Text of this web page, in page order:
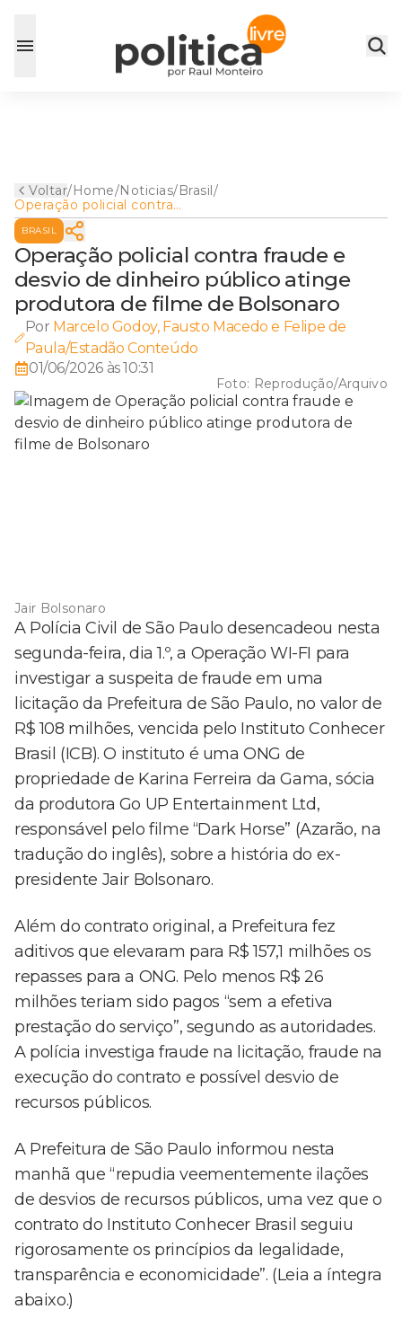
Voltar/Home/Noticias/Brasil/
Operação policial contra
fraude e desvio de dinheiro
público atinge produtora de
filme de Bolsonaro
BRASIL
Operação policial contra fraude e
desvio de dinheiro público atinge
produtora de filme de Bolsonaro
Por Marcelo Godoy, Fausto Macedo e Felipe de
Paula/Estadão Conteúdo
01/06/2026 às 10:31
Foto: Reprodução/Arquivo
Jair Bolsonaro
A Polícia Civil de São Paulo desencadeou nesta
segunda-feira, dia 1.º, a Operação WI-FI para
investigar a suspeita de fraude em uma
licitação da Prefeitura de São Paulo, no valor de
R$ 108 milhões, vencida pelo Instituto Conhecer
Brasil (ICB). O instituto é uma ONG de
propriedade de Karina Ferreira da Gama, sócia
da produtora Go UP Entertainment Ltd,
responsável pelo filme “Dark Horse” (Azarão, na
tradução do inglês), sobre a história do ex-
presidente Jair Bolsonaro.
Além do contrato original, a Prefeitura fez
aditivos que elevaram para R$ 157,1 milhões os
repasses para a ONG. Pelo menos R$ 26
milhões teriam sido pagos “sem a efetiva
prestação do serviço”, segundo as autoridades.
A polícia investiga fraude na licitação, fraude na
execução do contrato e possível desvio de
recursos públicos.
A Prefeitura de São Paulo informou nesta
manhã que “repudia veementemente ilações
de desvios de recursos públicos, uma vez que o
contrato do Instituto Conhecer Brasil seguiu
rigorosamente os princípios da legalidade,
transparência e economicidade”. (Leia a íntegra
abaixo.)